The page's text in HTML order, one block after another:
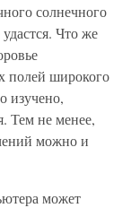
солнечного
Что же
полей широкого
изучено,
Тем не менее,
можно и
может